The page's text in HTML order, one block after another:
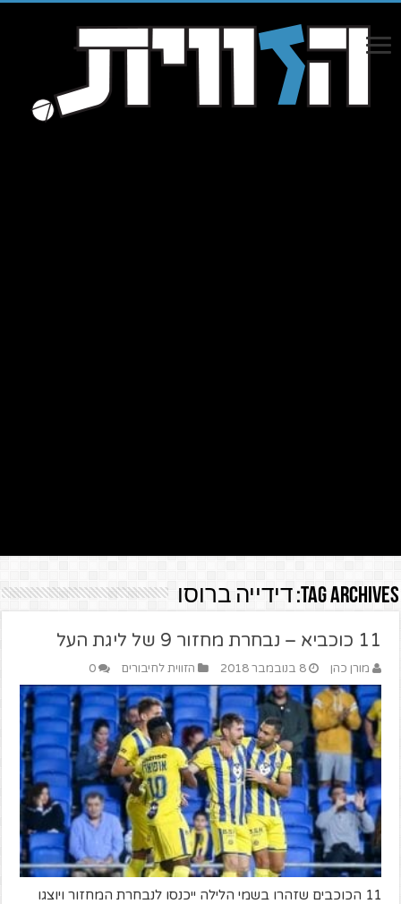
Tag Archives: דידייה ברוסו
11 כוכביא – נבחרת מחזור 9 של ליגת העל
מורן כהן 8 בנובמבר 2018 הזווית לחיבורים 0
11 הכוכבים שזהרו בשמי הלילה ייכנסו לנבחרת המחזור ויוצגו